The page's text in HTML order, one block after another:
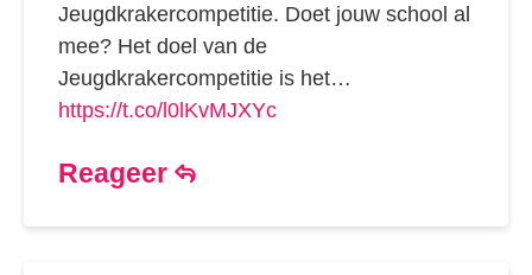
Jeugdkrakercompetitie. Doet jouw school al
mee? Het doel van de
Jeugdkrakercompetitie is het…
https://t.co/l0lKvMJXYc
Reageer